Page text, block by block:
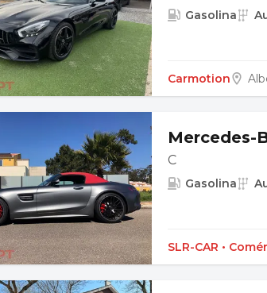
Gasolina
Carmotion
Mercedes-
C
Gasolina
SLR-CAR •